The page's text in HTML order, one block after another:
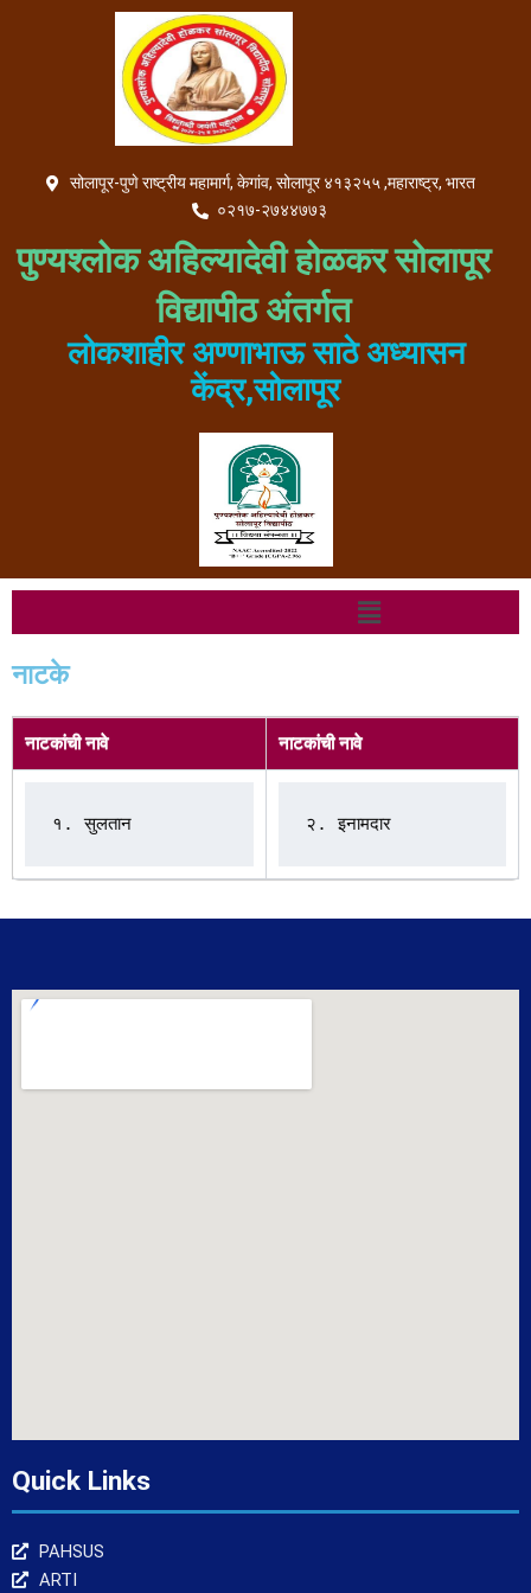
सोलापूर-पुणे राष्ट्रीय महामार्ग, केगांव, सोलापूर ४१३२५५ ,महाराष्ट्र, भारत
०२१७-२७४४७७३
पुण्यश्लोक अहिल्यादेवी होळकर सोलापूर
विद्यापीठ अंतर्गत
लोकशाहीर अण्णाभाऊ साठे अध्यासन
केंद्र,सोलापूर
Menu
नाटके
नाटकांची नावे नाटकांची नावे
१. सुलतान २. इनामदार
Quick Links
PAHSUS
ARTI